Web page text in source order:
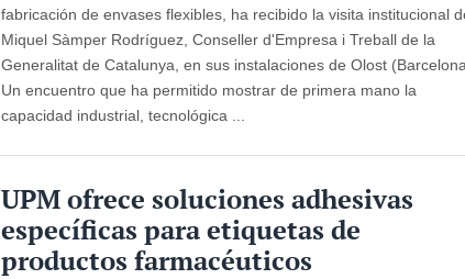
fabricación de envases flexibles, ha recibido la visita institucional
Miquel Sàmper Rodríguez, Conseller d'Empresa i Treball de la
Generalitat de Catalunya, en sus instalaciones de Olost
Un encuentro que ha permitido mostrar de primera mano la
capacidad industrial, tecnológica ...
UPM ofrece soluciones adhesivas
específicas para etiquetas de
productos farmacéuticos